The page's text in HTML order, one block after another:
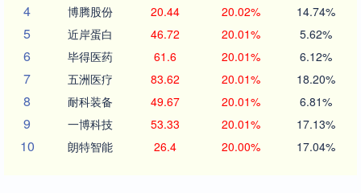
4 博腾股份 20.44 20.02% 14.74%
5 近岸蛋白 46.72 20.01% 5.62%
6 毕得医药 61.6 20.01% 6.12%
7 五洲医疗 83.62 20.01% 18.20%
8 耐科装备 49.67 20.01% 6.81%
9 一博科技 53.33 20.01% 17.13%
10 朗特智能 26.4 20.00% 17.04%